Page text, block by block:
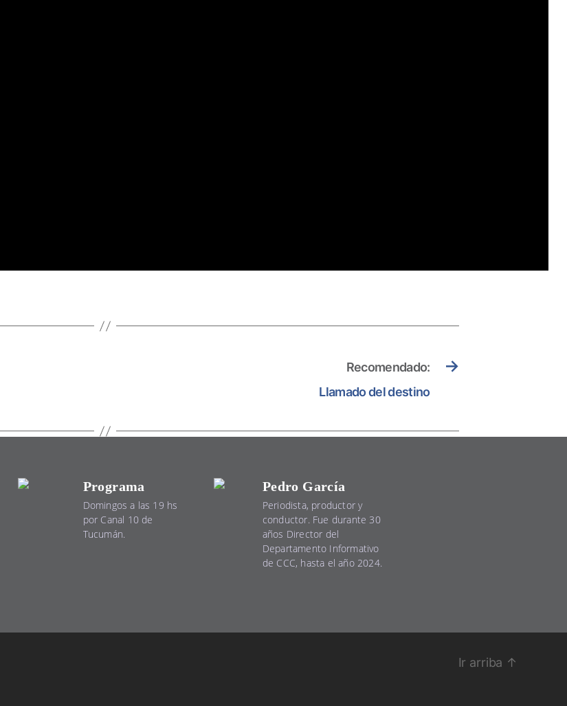
→
Recomendado:
Llamado del destino
Programa
Domingos a las 19 hs
por Canal 10 de
Tucumán.
Pedro García
Periodista, productor y
conductor. Fue durante 30
años Director del
Departamento Informativo
de CCC, hasta el año 2024.
Ir arriba ↑